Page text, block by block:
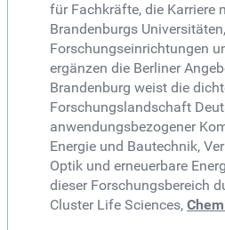
für Fachkräfte, die Karriere
Brandenburgs
Forschungseinrichtungen
ergänzen die Berliner
Brandenburg weist die
Forschungslandschaft
anwendungsbezogener
Energie und Bautechnik,
Optik und erneuerbare
dieser Forschungsbereich
Cluster Life Sciences,